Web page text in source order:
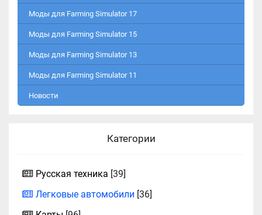
Моды для Farming Simulator 17
Моды для Farming Simulator 15
Моды для Farming Simulator 13
Моды для Farming Simulator 11
Новости
Категории
Русская техника [39]
Легковые автомобили [36]